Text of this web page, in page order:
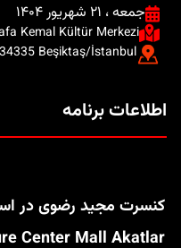
جمعه ، ۲۱ شهریور ۱۴۰۴
Kemal Kültür Merkezi
Beşiktaş/İstanbul
اطلاعات برنامه